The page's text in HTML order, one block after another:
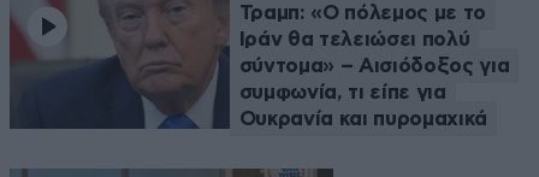
Τραμπ: «Ο πόλεμος με το
Ιράν θα τελειώσει πολύ
σύντομα» – Αισιόδοξος για
συμφωνία, τι είπε για
Ουκρανία και πυρομαχικά